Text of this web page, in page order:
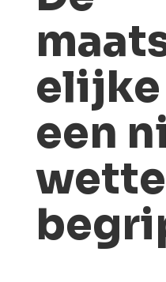
elijke
een